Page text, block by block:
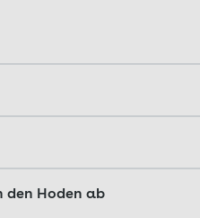
werden zuverlässig
gut behandeln. In
den Hoden ab